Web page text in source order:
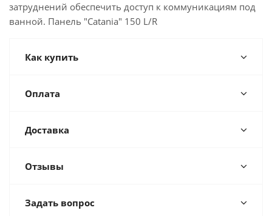
затруднений обеспечить доступ к коммуникациям под
ванной. Панель "Catania" 150 L/R
Как купить
Оплата
Доставка
Отзывы
Задать вопрос